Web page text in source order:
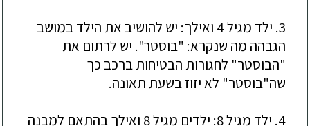
3. ילד מגיל 4 ואילך: יש להושיב את הילד במושב
הגבהה מה שנקרא: "בוסטר". יש לרתום את
"הבוסטר" לחגורות הבטיחות ברכב כך
שה"בוסטר" לא יזוז בשעת תאונה.
4. ילד מגיל 8: ילדים מגיל 8 ואילך בהתאם למבנה